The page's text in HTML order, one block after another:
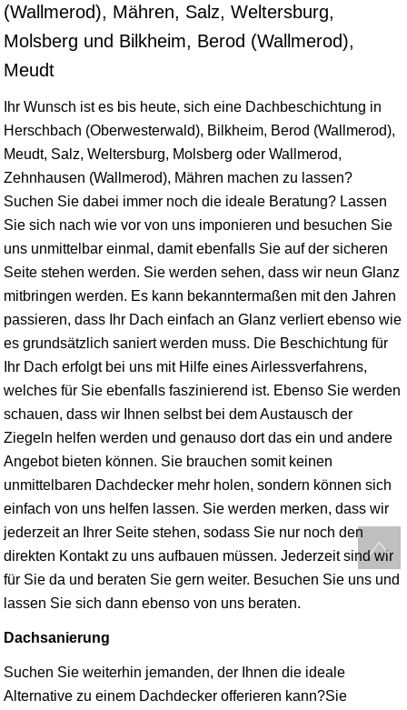
(Wallmerod), Mähren, Salz, Weltersburg,
Molsberg und Bilkheim, Berod (Wallmerod),
Meudt
Ihr Wunsch ist es bis heute, sich eine Dachbeschichtung in
Herschbach (Oberwesterwald), Bilkheim, Berod (Wallmerod),
Meudt, Salz, Weltersburg, Molsberg oder Wallmerod,
Zehnhausen (Wallmerod), Mähren machen zu lassen?
Suchen Sie dabei immer noch die ideale Beratung? Lassen
Sie sich nach wie vor von uns imponieren und besuchen Sie
uns unmittelbar einmal, damit ebenfalls Sie auf der sicheren
Seite stehen werden. Sie werden sehen, dass wir neun Glanz
mitbringen werden. Es kann bekanntermaßen mit den Jahren
passieren, dass Ihr Dach einfach an Glanz verliert ebenso wie
es grundsätzlich saniert werden muss. Die Beschichtung für
Ihr Dach erfolgt bei uns mit Hilfe eines Airlessverfahrens,
welches für Sie ebenfalls faszinierend ist. Ebenso Sie werden
schauen, dass wir Ihnen selbst bei dem Austausch der
Ziegeln helfen werden und genauso dort das ein und andere
Angebot bieten können. Sie brauchen somit keinen
unmittelbaren Dachdecker mehr holen, sondern können sich
einfach von uns helfen lassen. Sie werden merken, dass wir
jederzeit an Ihrer Seite stehen, sodass Sie nur noch den
direkten Kontakt zu uns aufbauen müssen. Jederzeit sind wir
für Sie da und beraten Sie gern weiter. Besuchen Sie uns und
lassen Sie sich dann ebenso von uns beraten.
Dachsanierung
Suchen Sie weiterhin jemanden, der Ihnen die ideale
Alternative zu einem Dachdecker offerieren kann?Sie